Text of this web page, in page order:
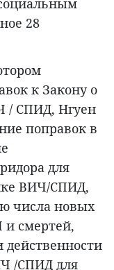
28
к Закону о
/ СПИД, Нгуен
поправок в
для
ВИЧ/СПИД,
числа новых
смертей,
/СПИД для